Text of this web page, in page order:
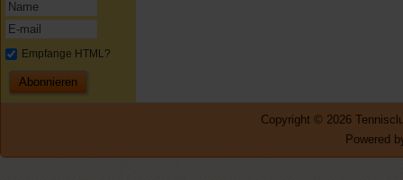
Empfange HTML?
Copyright © 2026
Powered